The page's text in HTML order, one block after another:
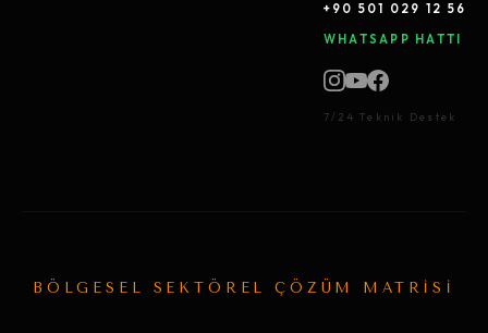
+90 501 029 12 56
WHATSAPP HATTI
7/24 Teknik Destek
BÖLGESEL SEKTÖREL ÇÖZÜM MATRİSİ